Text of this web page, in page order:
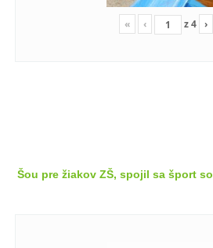
« ‹ z4 ›
Šou pre žiakov ZŠ, spojil sa šport